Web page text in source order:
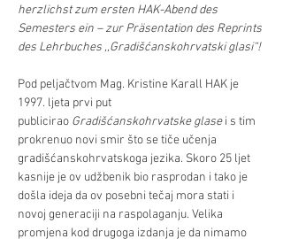
herzlichst zum ersten HAK-Abend des
Semesters ein – zur Präsentation des Reprints
des Lehrbuches ,,Gradišćanskohrvatski glasi“!
Pod peljačtvom Mag. Kristine Karall HAK je
1997. ljeta prvi put
publicirao Gradišćanskohrvatske glase i s tim
prokrenuo novi smir što se tiče učenja
gradišćanskohrvatskoga jezika. Skoro 25 ljet
kasnije je ov udžbenik bio rasprodan i tako je
došla ideja da ov posebni tečaj mora stati i
novoj generaciji na raspolaganju. Velika
promjena kod drugoga izdanja je da nimamo